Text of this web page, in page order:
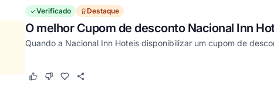
Verificado Destaque
O melhor Cupom de desconto Nacional Inn
Quando a Nacional Inn Hoteis disponibilizar um cupom de
Este cupom funcionou
Este cupom não funcionou